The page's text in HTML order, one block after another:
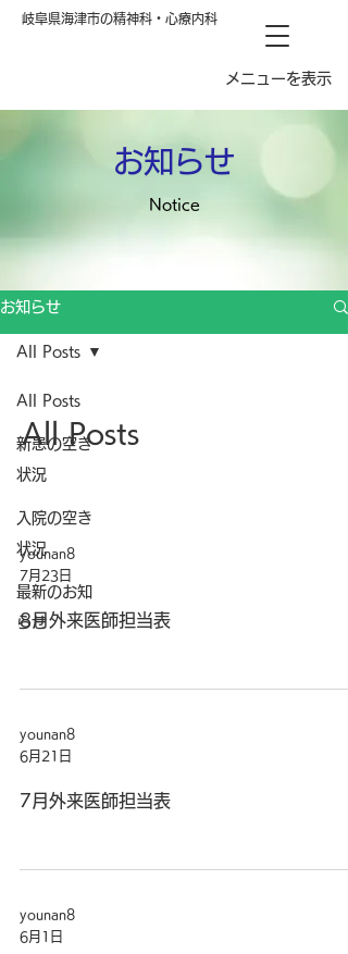
岐阜県海津市の精神科・心療内科
メニューを表示
お知らせ
All Posts
新患の空き
状況
入院の空き
状況
最新のお知
らせ
All Posts
All Posts
younan8
7月23日
8月外来医師担当表
younan8
6月21日
7月外来医師担当表
younan8
6月1日
お知らせ
Notice